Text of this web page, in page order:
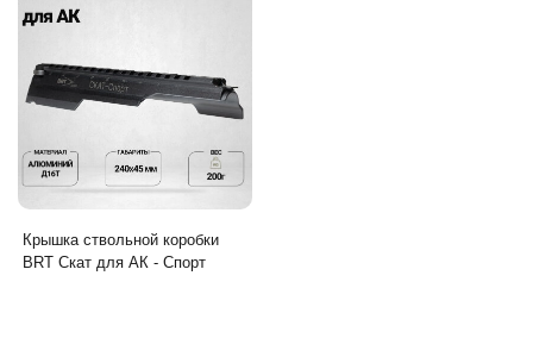
Крышка ствольной коробки
BRT Скат для АК - Спорт